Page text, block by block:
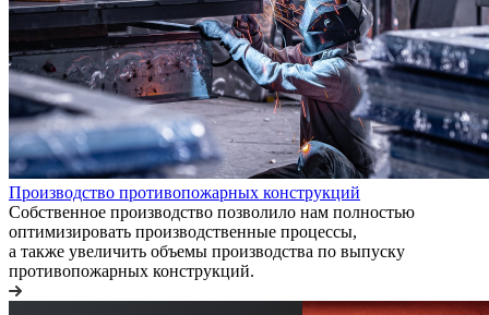
Производство противопожарных конструкций
Собственное производство позволило нам полностью
оптимизировать производственные процессы,
а также увеличить объемы производства по выпуску
противопожарных конструкций.